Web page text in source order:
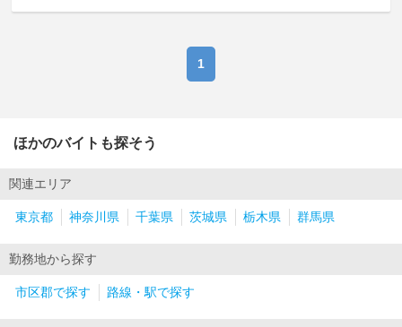
1
ほかのバイトも探そう
関連エリア
東京都 神奈川県 千葉県 茨城県 栃木県 群馬県
勤務地から探す
市区郡で探す 路線・駅で探す